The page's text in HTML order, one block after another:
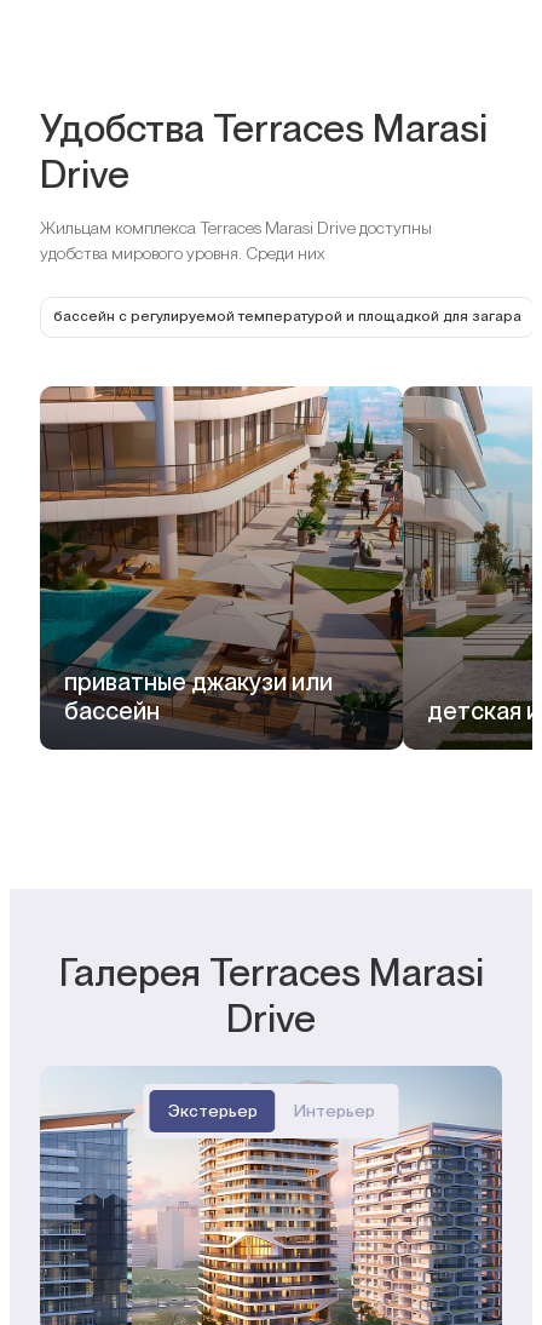
Удобства Terraces Marasi
Drive
Жильцам комплекса Terraces Marasi Drive доступны
удобства мирового уровня. Среди них
приватные джакузи или
бассейн
детская
бассейн с регулируемой температурой и площадкой для загара
Галерея Terraces Marasi
Drive
Экстерьер Интерьер